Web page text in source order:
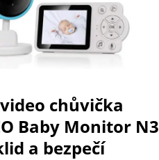
chůvička
Baby Monitor N3
a bezpečí